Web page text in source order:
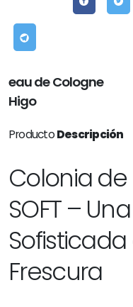
eau de Cologne
Higo
ProductoDescripción
Colonia de
SOFT –
Frescura